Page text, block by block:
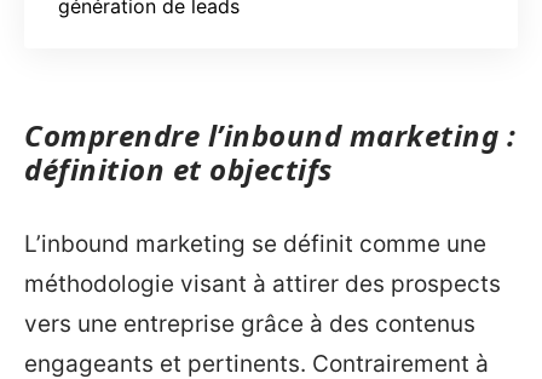
génération de leads
Comprendre l’inbound marketing :
définition et objectifs
L’inbound marketing se définit comme une
méthodologie visant à attirer des prospects
vers une entreprise grâce à des contenus
engageants et pertinents. Contrairement à